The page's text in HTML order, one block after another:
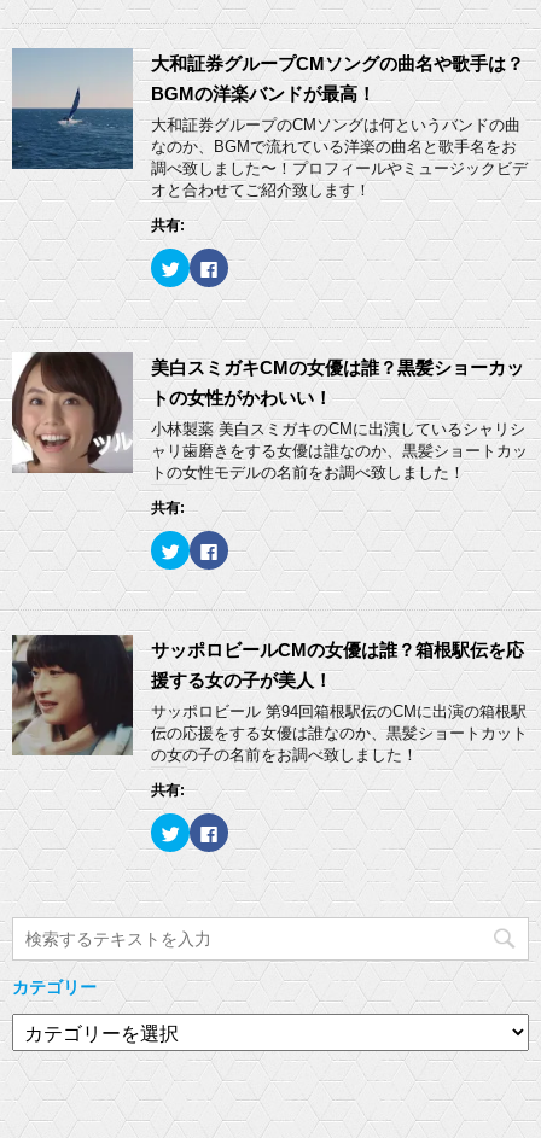
ド
ウ
開
き
ま
す
さ
い
新
し
い
ウ
ン
ド
ウ
で
開
き
す
て
T
w
i
t
t
e
r
で
共
有
(
新
し
い
ウ
ィ
ン
ウ
で
開
ま
す
)
b
o
k
で
共
有
す
る
に
は
ク
リ
ク
て
く
だ
い
新
い
ウ
ィ
ン
ド
ウ
で
開
き
す
大和証券グループCMソングの曲名や歌手は？
BGMの洋楽バンドが最高！
大和証券グループのCMソングは何というバンドの曲
なのか、BGMで流れている洋楽の曲名と歌手名をお
調べ致しました〜！プロフィールやミュージックビデ
オと合わせてご紹介致します！
共有:
ク
リ
し
て
w
i
t
t
e
r
で
共
有
新
い
ウ
ィ
ウ
で
き
ま
す
F
a
o
k
で
共
有
す
る
に
は
ク
ッ
し
て
く
さ
い
(
新
し
い
ウ
ン
ド
ウ
で
き
す
美白スミガキCMの女優は誰？黒髪ショーカッ
トの女性がかわいい！
小林製薬 美白スミガキのCMに出演しているシャリシ
ャリ歯磨きをする女優は誰なのか、黒髪ショートカッ
トの女性モデルの名前をお調べ致しました！
共有:
ク
リ
ッ
ク
w
t
e
r
で
共
有
新
し
い
ウ
ィ
ン
ド
開
き
ま
す
F
a
e
o
k
で
共
有
す
る
に
は
ク
ッ
し
て
く
だ
さ
新
ウ
ド
開
ま
サッポロビールCMの女優は誰？箱根駅伝を応
援する女の子が美人！
サッポロビール 第94回箱根駅伝のCMに出演の箱根駅
伝の応援をする女優は誰なのか、黒髪ショートカット
の女の子の名前をお調べ致しました！
共有:
ク
リ
ク
し
て
T
w
i
t
r
で
有
い
ウ
F
a
e
b
o
共
る
に
ク
ク
て
カテゴリー
カ
テ
ゴ
リ
ー